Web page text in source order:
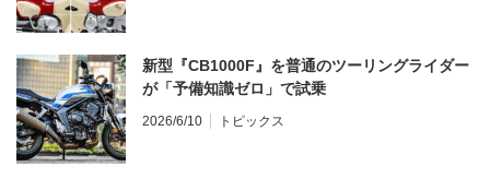
新型『CB1000F』を普通のツーリングライダー
が「予備知識ゼロ」で試乗
2026/6/10 トピックス